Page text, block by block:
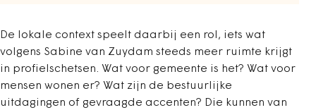
De lokale context speelt daarbij een rol, iets wat
volgens Sabine van Zuydam steeds meer ruimte krijgt
in profielschetsen. Wat voor gemeente is het? Wat voor
mensen wonen er? Wat zijn de bestuurlijke
uitdagingen of gevraagde accenten? Die kunnen van